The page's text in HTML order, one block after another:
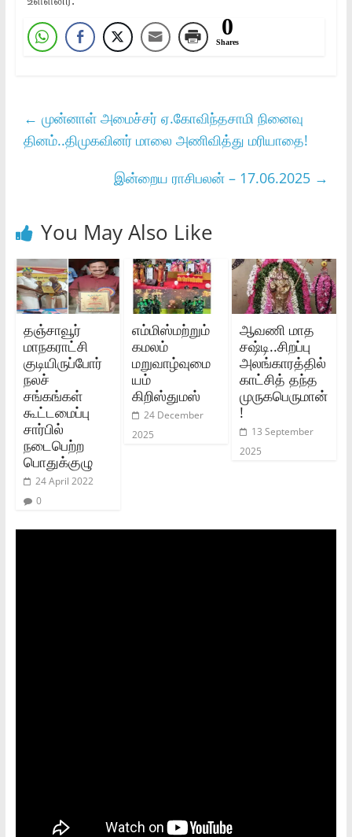
0
Shares
← முன்னாள் அமைச்சர் ஏ.கோவிந்தசாமி நினைவு
தினம்..திமுகவினர் மாலை அணிவித்து மரியாதை!
இன்றைய ராசிபலன் – 17.06.2025 →
You May Also Like
தஞ்சாவூர்
மாநகராட்சி
குடியிருப்போர்
நலச்
சங்கங்கள்
கூட்டமைப்பு
சார்பில்
நடைபெற்ற
பொதுக்குழு
24 April 2022
0
எம்மிஸ்மற்றும்
கமலம்
மறுவாழ்வுமை
யம்
கிறிஸ்துமஸ்
24 December
2025
ஆவணி மாத
சஷ்டி..சிறப்பு
அலங்காரத்தில்
காட்சித் தந்த
முருகபெருமான்
!
13 September
2025